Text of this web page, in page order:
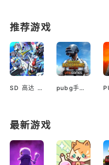
推荐游戏
SD 高达 G世代 永恒（国际服） pubg手游越南服最新版
最新游戏